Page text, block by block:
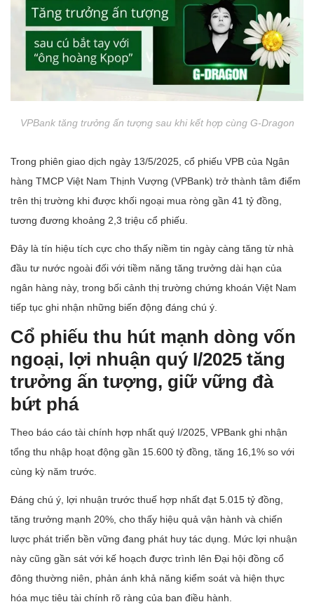
VPBank tăng trưởng ấn tượng sau khi kết hợp cùng G-Dragon
Trong phiên giao dịch ngày 13/5/2025, cổ phiếu VPB của Ngân
hàng TMCP Việt Nam Thịnh Vượng (VPBank) trở thành tâm điểm
trên thị trường khi được khối ngoại mua ròng gần 41 tỷ đồng,
tương đương khoảng 2,3 triệu cổ phiếu.
Đây là tín hiệu tích cực cho thấy niềm tin ngày càng tăng từ nhà
đầu tư nước ngoài đối với tiềm năng tăng trưởng dài hạn của
ngân hàng này, trong bối cảnh thị trường chứng khoán Việt Nam
tiếp tục ghi nhận những biến động đáng chú ý.
Cổ phiếu thu hút mạnh dòng vốn
ngoại, lợi nhuận quý I/2025 tăng
trưởng ấn tượng, giữ vững đà
bứt phá
Theo báo cáo tài chính hợp nhất quý I/2025, VPBank ghi nhận
tổng thu nhập hoạt động gần 15.600 tỷ đồng, tăng 16,1% so với
cùng kỳ năm trước.
Đáng chú ý, lợi nhuận trước thuế hợp nhất đạt 5.015 tỷ đồng,
tăng trưởng mạnh 20%, cho thấy hiệu quả vận hành và chiến
lược phát triển bền vững đang phát huy tác dụng. Mức lợi nhuận
này cũng gần sát với kế hoạch được trình lên Đại hội đồng cổ
đông thường niên, phản ánh khả năng kiểm soát và hiện thực
hóa mục tiêu tài chính rõ ràng của ban điều hành.